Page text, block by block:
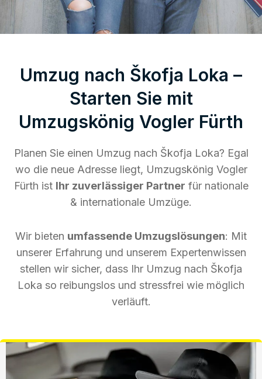
Umzug nach Škofja Loka –
Starten Sie mit
Umzugskönig Vogler Fürth
Planen Sie einen Umzug nach Škofja Loka? Egal
wo die neue Adresse liegt, Umzugskönig Vogler
Fürth ist Ihr zuverlässiger Partner für nationale
& internationale Umzüge.
Wir bieten umfassende Umzugslösungen: Mit
unserer Erfahrung und unserem Expertenwissen
stellen wir sicher, dass Ihr Umzug nach Škofja
Loka so reibungslos und stressfrei wie möglich
verläuft.